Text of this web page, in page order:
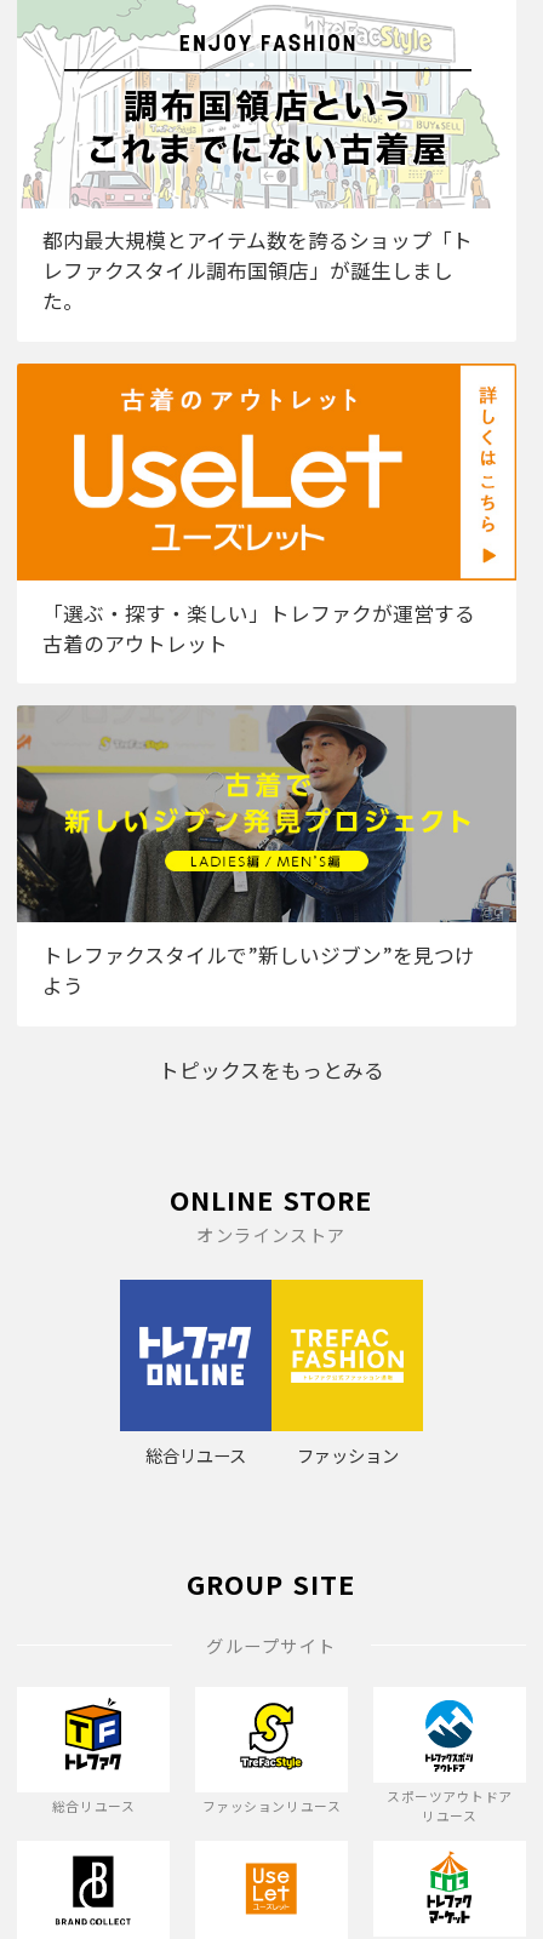
都内最大規模とアイテム数を誇るショップ「ト
レファクスタイル調布国領店」が誕生しまし
た。
「選ぶ・探す・楽しい」トレファクが運営する
古着のアウトレット
トレファクスタイルで”新しいジブン”を見つけ
よう
トピックスをもっとみる
ONLINE STORE
オンラインストア
総合リユース ファッション
GROUP SITE
グループサイト
総合リユース ファッションリユース
スポーツアウトドア
リユース